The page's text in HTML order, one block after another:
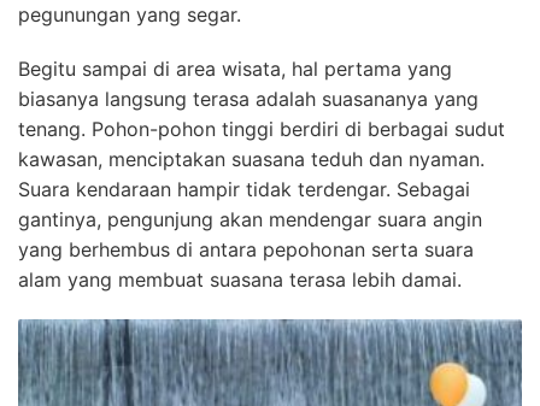
pegunungan yang segar.
Begitu sampai di area wisata, hal pertama yang
biasanya langsung terasa adalah suasananya yang
tenang. Pohon-pohon tinggi berdiri di berbagai sudut
kawasan, menciptakan suasana teduh dan nyaman.
Suara kendaraan hampir tidak terdengar. Sebagai
gantinya, pengunjung akan mendengar suara angin
yang berhembus di antara pepohonan serta suara
alam yang membuat suasana terasa lebih damai.